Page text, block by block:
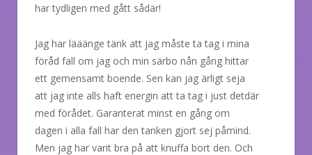
har tydligen med gått sådär!
Jag har lääänge tänk att jag måste ta tag i mina
föråd fall om jag och min särbo nån gång hittar
ett gemensamt boende. Sen kan jag ärligt seja
att jag inte alls haft energin att ta tag i just detdär
med förådet. Garanterat minst en gång om
dagen i alla fall har den tanken gjort sej påmind.
Men jag har varit bra på att knuffa bort den. Och